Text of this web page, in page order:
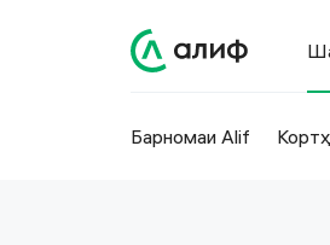
Барномаи Alif